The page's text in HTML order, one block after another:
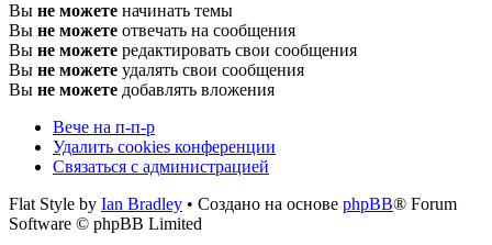
Вы не можете начинать темы
Вы не можете отвечать на сообщения
Вы не можете редактировать свои сообщения
Вы не можете удалять свои сообщения
Вы не можете добавлять вложения
Вече на п-п-р
Удалить cookies конференции
Связаться с администрацией
Flat Style by Ian Bradley • Создано на основе phpBB® Forum
Software © phpBB Limited